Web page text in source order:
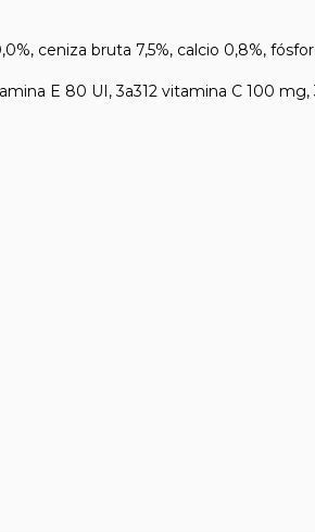
ceniza bruta 7,5%, calcio 0,8%,
E 80 UI, 3a312 vitamina C 100